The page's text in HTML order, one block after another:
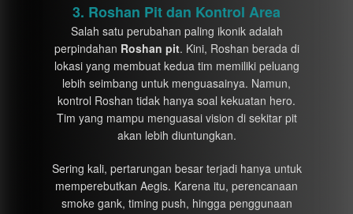
3. Roshan Pit dan Kontrol Area
Salah satu perubahan paling ikonik adalah
perpindahan Roshan pit. Kini, Roshan berada di
lokasi yang membuat kedua tim memiliki peluang
lebih seimbang untuk menguasainya. Namun,
kontrol Roshan tidak hanya soal kekuatan hero.
Tim yang mampu menguasai vision di sekitar pit
akan lebih diuntungkan.
Sering kali, pertarungan besar terjadi hanya untuk
memperebutkan Aegis. Karena itu, perencanaan
smoke gank, timing push, hingga penggunaan